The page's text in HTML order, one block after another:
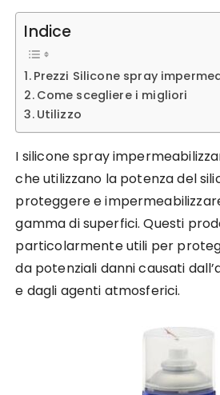
Indice
Prezzi Silicone spray
Come scegliere i migliori
Utilizzo
I silicone spray
che utilizzano la potenza del
proteggere e
gamma di superfici. Questi
particolarmente utili per
da potenziali danni causati
e dagli agenti atmosferici.